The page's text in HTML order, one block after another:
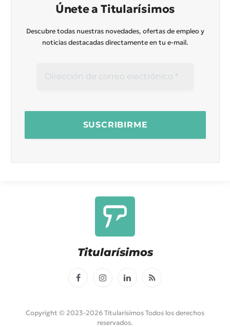
Únete a Titularísimos
Descubre todas nuestras novedades, ofertas de empleo y
noticias destacadas directamente en tu e-mail.
Titularísimos
FacebookInstagramLinkedInRSS
Copyright © 2023-2026 Titularísimos Todos los derechos
reservados.